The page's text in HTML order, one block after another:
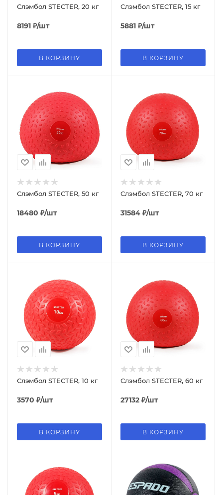
Слэмбол STECTER, 20 кг
8191 ₽/шт
В КОРЗИНУ
Слэмбол STECTER, 15 кг
5881 ₽/шт
В КОРЗИНУ
Слэмбол STECTER, 50 кг
18480 ₽/шт
В КОРЗИНУ
Слэмбол STECTER, 70 кг
31584 ₽/шт
В КОРЗИНУ
Слэмбол STECTER, 10 кг
3570 ₽/шт
В КОРЗИНУ
Слэмбол STECTER, 60 кг
27132 ₽/шт
В КОРЗИНУ